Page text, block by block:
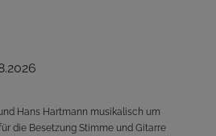
Hans Hartmann musikalisch um
die Besetzung Stimme und Gitarre